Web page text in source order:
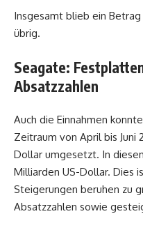
Insgesamt blieb ein Betrag
übrig.
Seagate:
Absatzzahlen
Auch die Einnahmen
Zeitraum von April bis Juni
Dollar umgesetzt. In
Milliarden US-Dollar. Dies
Steigerungen beruhen zu
Absatzzahlen sowie